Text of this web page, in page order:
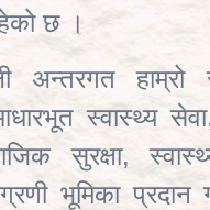
छ ।
अन्तरगत हाम्रो
स्वास्थ्य
सुरक्षा,
भूमिका प्रदान